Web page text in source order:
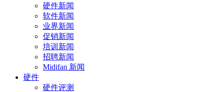
硬件新闻
软件新闻
业界新闻
促销新闻
培训新闻
招聘新闻
Midifan 新闻
硬件
硬件评测